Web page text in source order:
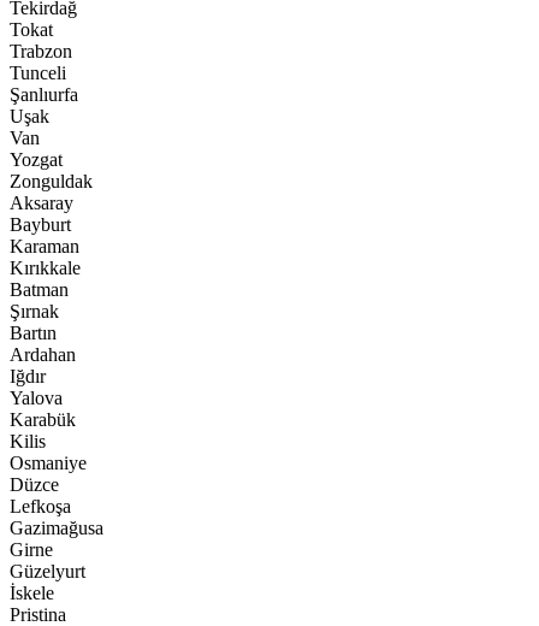
Tekirdağ
Tokat
Trabzon
Tunceli
Şanlıurfa
Uşak
Van
Yozgat
Zonguldak
Aksaray
Bayburt
Karaman
Kırıkkale
Batman
Şırnak
Bartın
Ardahan
Iğdır
Yalova
Karabük
Kilis
Osmaniye
Düzce
Lefkoşa
Gazimağusa
Girne
Güzelyurt
İskele
Pristina